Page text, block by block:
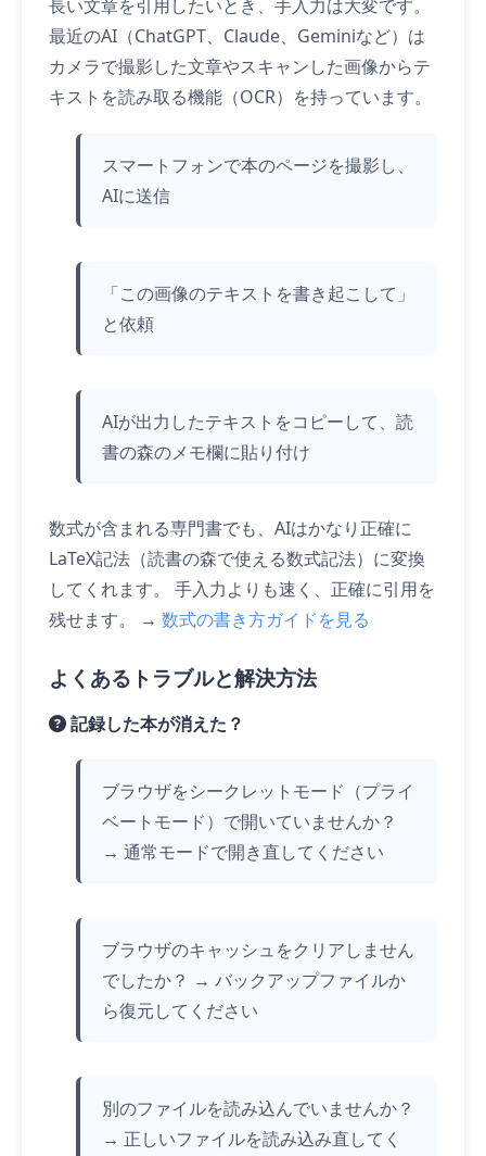
長い文章を引用したいとき、手入力は大変です。
最近のAI（ChatGPT、Claude、Geminiなど）は
カメラで撮影した文章やスキャンした画像からテ
キストを読み取る機能（OCR）を持っています。
スマートフォンで本のページを撮影し、
AIに送信
「この画像のテキストを書き起こして」
と依頼
AIが出力したテキストをコピーして、読
書の森のメモ欄に貼り付け
数式が含まれる専門書でも、AIはかなり正確に
LaTeX記法（読書の森で使える数式記法）に変換
してくれます。 手入力よりも速く、正確に引用を
残せます。 → 数式の書き方ガイドを見る
よくあるトラブルと解決方法
記録した本が消えた？
ブラウザをシークレットモード（プライ
ベートモード）で開いていませんか？
→ 通常モードで開き直してください
ブラウザのキャッシュをクリアしません
でしたか？ → バックアップファイルか
ら復元してください
別のファイルを読み込んでいませんか？
→ 正しいファイルを読み込み直してく